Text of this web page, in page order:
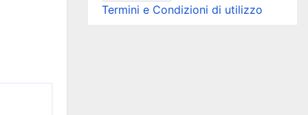
Termini e Condizioni di utilizzo